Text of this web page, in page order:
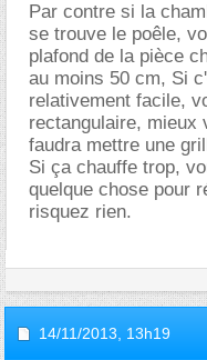
Par contre si la
se trouve le poêle,
plafond de la pièce
au moins 50 cm, Si
relativement facile,
rectangulaire, mieux
faudra mettre une
Si ça chauffe trop,
quelque chose pour
risquez rien.
14/11/2013, 13h19